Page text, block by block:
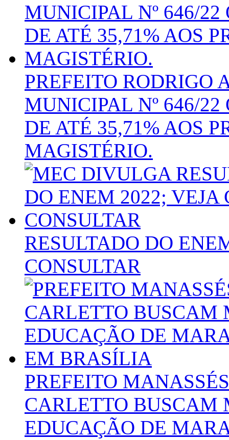
PREFEITO RODRIGO
MUNICIPAL Nº 646/22
DE ATÉ 35,71% AOS
MAGISTÉRIO.
RESULTADO DO
CONSULTAR
PREFEITO
CARLETTO BUSCAM
EDUCAÇÃO DE